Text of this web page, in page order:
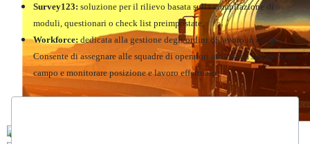
Survey123: soluzione per il rilievo basata sulla compilazione di
moduli, questionari o check list preimpostate;
Workforce: dedicata alla gestione degli ordini di lavoro in campo.
Consente di assegnare alle squadre di operatori attività da svolgere sul
campo e monitorare posizione e lavoro effettuato.